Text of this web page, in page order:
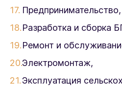
Предпринимательство,
Разработка и сборка
Ремонт и
Электромонтаж,
Эксплуатация